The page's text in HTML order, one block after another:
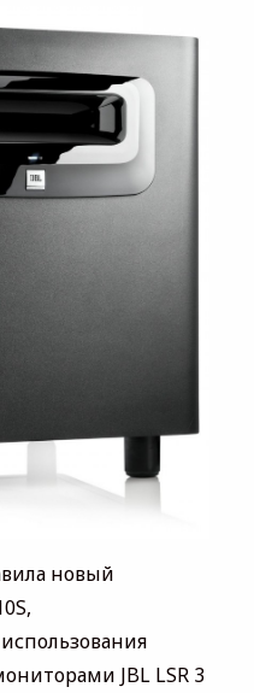
новый
JBL LSR 3